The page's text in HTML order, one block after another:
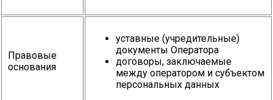
Правовые
основания
уставные (учредительные)
документы Оператора
договоры, заключаемые
между оператором и субъектом
персональных данных